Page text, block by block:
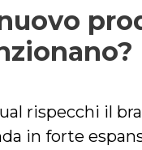
rispecchi il
in forte